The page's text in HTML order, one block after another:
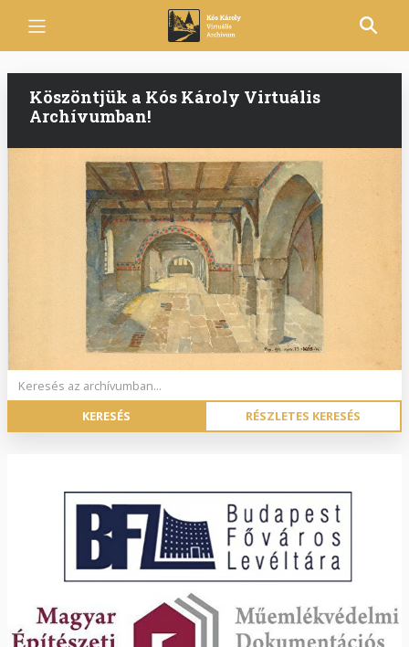
Köszöntjük a Kós Károly Virtuális
Archívumban!
Keywords
RÉSZLETES KERESÉS